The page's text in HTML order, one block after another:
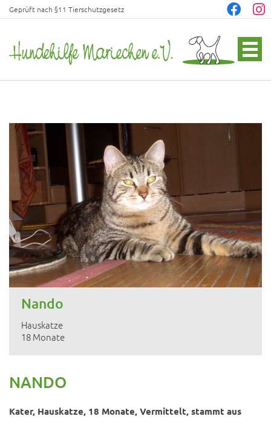
Geprüft nach §11 Tierschutzgesetz
Nando
Hauskatze
18 Monate
NANDO
Kater, Hauskatze, 18 Monate, Vermittelt, stammt aus